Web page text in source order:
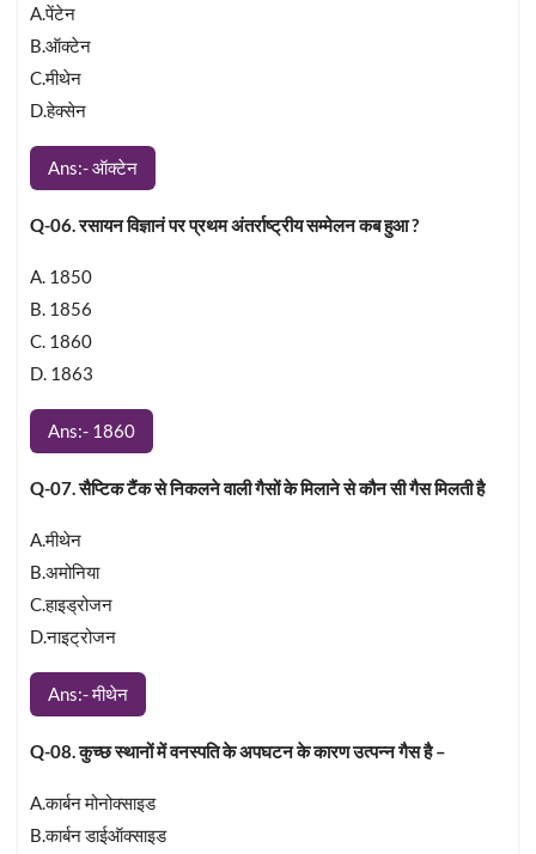
A.पेंटेन
B.ऑक्टेन
C.मीथेन
D.हेक्सेन
Ans:- ऑक्टेन
Q-06. रसायन विज्ञानं पर प्रथम अंतर्राष्ट्रीय सम्मेलन कब हुआ ?
A. 1850
B. 1856
C. 1860
D. 1863
Ans:- 1860
Q-07. सैप्टिक टैंक से निकलने वाली गैसों के मिलाने से कौन सी गैस मिलती है
A.मीथेन
B.अमोनिया
C.हाइड्रोजन
D.नाइट्रोजन
Ans:- मीथेन
Q-08. कुच्छ स्थानों में वनस्पति के अपघटन के कारण उत्पन्न गैस है –
A.कार्बन मोनोक्साइड
B.कार्बन डाईऑक्साइड